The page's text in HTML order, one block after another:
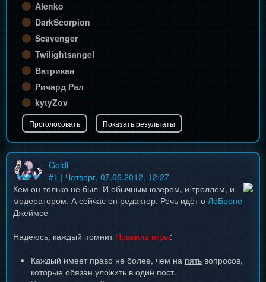
Alenko
DarkScorpion
Scavenger
Twilightsangel
Ватрикан
Ричард Рал
kytyZov
Goldi
#1 | Четверг, 07.06.2012, 12:27
Кем он только не был. И обычным юзером, и троллем, и
модератором. А сейчас он редактор. Речь идёт о ЛеБроне
Джеймсе
Надеюсь, каждый помнит Правила игры:
Каждый имеет право не более, чем на пять вопросов,
которые обязан уложить в один пост.